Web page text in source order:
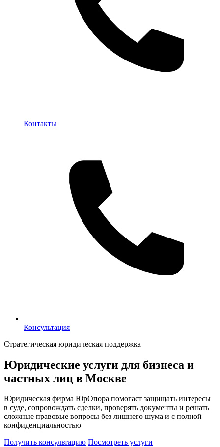
Контакты
Контакты
Консультация
Консультация
Стратегическая юридическая поддержка
Юридические услуги для бизнеса и
частных лиц в Москве
Юридическая фирма ЮрОпора помогает защищать интересы
в суде, сопровождать сделки, проверять документы и решать
сложные правовые вопросы без лишнего шума и с полной
конфиденциальностью.
Получить консультацию Посмотреть услуги